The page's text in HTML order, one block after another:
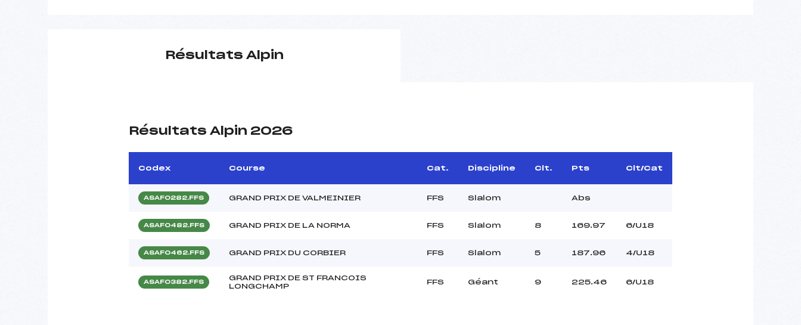
Résultats Alpin
Résultats Alpin 2026
Codex Course Cat. Discipline Clt. Pts Clt/Cat
ASAF0282.FFS GRAND PRIX DE VALMEINIER FFS Slalom Abs
ASAF0482.FFS GRAND PRIX DE LA NORMA FFS Slalom 8 169.97 6/U18
ASAF0462.FFS GRAND PRIX DU CORBIER FFS Slalom 5 187.96 4/U18
ASAF0382.FFS
GRAND PRIX DE ST FRANCOIS
LONGCHAMP
FFS Géant 9 225.46 6/U18